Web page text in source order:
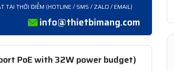
TẠI THỜI ĐIỂM (HOTLINE / SMS / ZALO / EMAIL)
info@thietbimang.com
PoE with 32W power budget)​